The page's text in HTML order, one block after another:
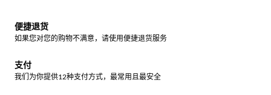
便捷退货
如果您对您的购物不满意，请使用便捷退货服务
支付
我们为你提供12种支付方式，最常用且最安全